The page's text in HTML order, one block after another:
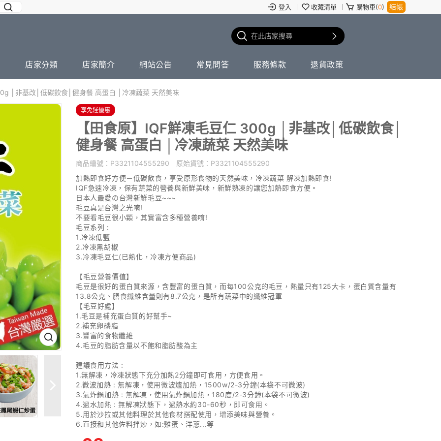
登入 收藏清單 購物車(0) 結帳
店家分類 店家簡介 網站公告 常見問答 服務條款 退貨政策
│非基改│低碳飲食│健身餐 高蛋白 │冷凍蔬菜 天然美味
享免運優惠
【田食原】IQF鮮凍毛豆仁 300g │非基改│低碳飲食│
健身餐 高蛋白 │冷凍蔬菜 天然美味
商品編號： P3321104555290 原始貨號： P3321104555290
加熱即食好方便－低碳飲食，享受原形食物的天然美味，冷凍蔬菜 解凍加熱即食!
IQF急速冷凍，保有蔬菜的營養與新鮮美味，新鮮熟凍的讓您加熱即食方便。
日本人最愛の台灣新鮮毛豆~~~
毛豆真是台灣之光唷!
不要看毛豆很小顆，其實富含多種營養唷!
毛豆系列 :
1.冷凍低鹽
2.冷凍黑胡椒
3.冷凍毛豆仁(已熟化，冷凍方便商品)
【毛豆營養價值】
毛豆是很好的蛋白質來源，含豐富的蛋白質，而每100公克的毛豆，熱量只有125大卡，蛋白質含量有
13.8公克、膳食纖維含量則有8.7公克，是所有蔬菜中的纖維冠軍
【毛豆好處】
1.毛豆是補充蛋白質的好幫手~
2.補充卵磷脂
3.豐富的食物纖維
4.毛豆的脂肪含量以不飽和脂肪酸為主
建議食用方法 :
1.無解凍，冷凍狀態下充分加熱2分鐘即可食用，方便食用。
2.微波加熱 : 無解凍，使用微波爐加熱，1500w/2-3分鐘(本袋不可微波)
3.氣炸鍋加熱 : 無解凍，使用氣炸鍋加熱，180度/2-3分鐘(本袋不可微波)
4.過水加熱 : 無解凍狀態下，過熱水約30-60秒，即可食用。
5.用於沙拉或其他料理於其他食材搭配使用，增添美味與營養。
6.直接和其他佐料拌炒，如:雞蛋、洋蔥...等